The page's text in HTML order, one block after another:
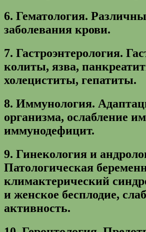
6. Гематология.
заболевания крови.
7. Гастроэнтерология.
колиты, язва,
холециститы, гепатиты.
8. Иммунология.
организма, ослабление
иммунодефицит.
9. Гинекология и
Патологическая
климактерический
и женское бесплодие,
активность.